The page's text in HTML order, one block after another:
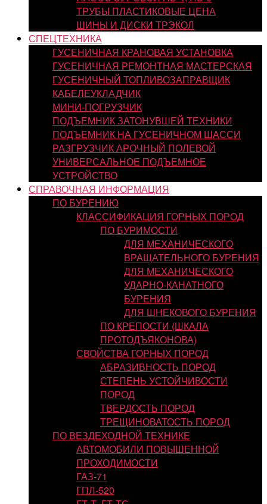
ТРУБЫ ПЛАСТИКОВЫЕ ЦЕНА
ШИНЫ И ДИСКИ ТРЭКОЛ
СПЕЦТЕХНИКА
ГУСЕНИЧНАЯ КРАНОВАЯ УСТАНОВКА
ГУСЕНИЧНАЯ РЕМОНТНАЯ МАСТЕРСКАЯ
ГУСЕНИЧНЫЙ ТОПЛИВОЗАПРАВЩИК
КАБЕЛЕУКЛАДЧИК
МИНИ-ПОГРУЗЧИК
ПОДЪЕМНИК ЗАТОНУВШЕЙ ТЕХНИКИ
ПОДЪЕМНИК НА ГУСЕНИЧНОМ ШАССИ
РАЗГРУЗЧИК АРОЧНЫЙ ПОЛЕВОЙ
УНИВЕРСАЛЬНОЕ ПОДЪЕМНОЕ
УСТРОЙСТВО
СПРАВОЧНАЯ ИНФОРМАЦИЯ
ПО БУРЕНИЮ
КЛАССИФИКАЦИЯ ГОРНЫХ ПОРОД
ПО БУРИМОСТИ
ДЛЯ МЕХАНИЧЕСКОГО
ВРАЩАТЕЛЬНОГО БУРЕНИЯ
ДЛЯ МЕХАНИЧЕСКОГО
УДАРНО-КАНАТНОГО
БУРЕНИЯ
ДЛЯ ШНЕКОВОГО БУРЕНИЯ
ПО КРЕПОСТИ (ШКАЛА
ПРОТОДЪЯКОНОВА)
СВОЙСТВА ГОРНЫХ ПОРОД
АБРАЗИВНОСТЬ ПОРОД
СТЕПЕНЬ УСТОЙЧИВОСТИ
ПОРОД
ТВЕРДОСТЬ ПОРОД
ТРЕЩИНОВАТОСТЬ ПОРОД
ПО ВЕЗДЕХОДНОЙ ТЕХНИКЕ
АВТОМОБИЛИ ПОВЫШЕННОЙ
ПРОХОДИМОСТИ
ГАЗ-71
ГПЛ-520